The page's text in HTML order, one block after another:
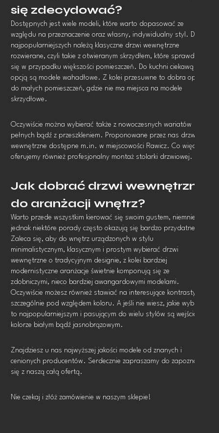
się zdecydować?
Dostępnych jest wiele modeli, które warto dopasować ze
względu na przeznaczenie oraz własny, indywidualny styl. Do
najpopularniejszych należą klasyczne drzwi wewnętrzne
rozwierane, czyli takie z otwieranym skrzydłem, które sprawdzą
się w przypadku większości pomieszczeń. Do kuchni ciekawą
opcją są modele wahadłowe. Z kolei przesuwne to dobra opcja
do małych pomieszczeń, gdzie nie ma miejsca na modele
skrzydłowe.
Oczywiście można wybierać także z nowoczesnych wariatów
pełnych bądź z przeszkleniem. Proponowane przez nas drzwi
wewnętrzne dostępne m.in. w miejscowości Rawicz. Co więcej,
oferujemy również profesjonalny montaż stolarki drzwiowej.
Jak dobrać drzwi wewnętrzne
do aranżacji wnętrz?
Warto przede wszystkim kierować się swoim gustem, niemniej
jednak niektóre porady często okazują się bardzo przydatne.
Zaleca się, aby do wnętrz urządzonych w stylu
minimalistycznym, klasycznym i prostym wybierać drzwi
wewnętrzne o tradycyjnym designie, z kolei bardziej
modernistyczne aranżacje świetnie komponują się ze
zdobniczymi, nieco bardziej awangardowymi modelami.
Oczywiście możesz również stawiać na interesujące kontrasty,
szczególnie pod względem koloru. A jeśli nie wiesz, jakie wybrać
to najpopularniejszym i pasującym do wielu stylów są wejścia w
kolorze białym bądź jasnobrązowym.
Znajdziesz u nas najwyższej jakości modele od znanych i
cenionych producentów. Serdecznie zapraszamy do zapoznania
się z naszą całą ofertą.
Nie czekaj i złóż zamówienie w naszym sklepie!